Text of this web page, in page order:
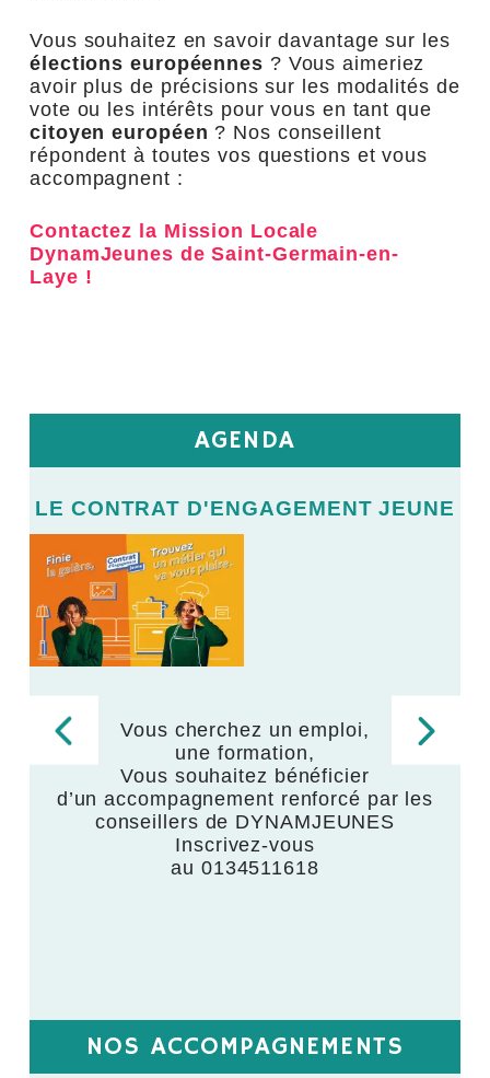
Vous souhaitez en savoir davantage sur les
élections européennes ? Vous aimeriez
avoir plus de précisions sur les modalités de
vote ou les intérêts pour vous en tant que
citoyen européen ? Nos conseillent
répondent à toutes vos questions et vous
accompagnent :
Contactez la Mission Locale
DynamJeunes de Saint-Germain-en-
Laye !
AGENDA
LE CONTRAT D'ENGAGEMENT JEUNE
Vous cherchez un emploi,
une formation,
Vous souhaitez bénéficier
d’un accompagnement renforcé par les
conseillers de DYNAMJEUNES
Inscrivez-vous
au 0134511618
NOS ACCOMPAGNEMENTS